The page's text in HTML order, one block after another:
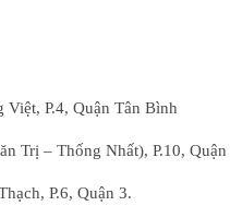
P.4, Quận Tân Bình
Trị – Thống Nhất), P.10,
P.6, Quận 3.